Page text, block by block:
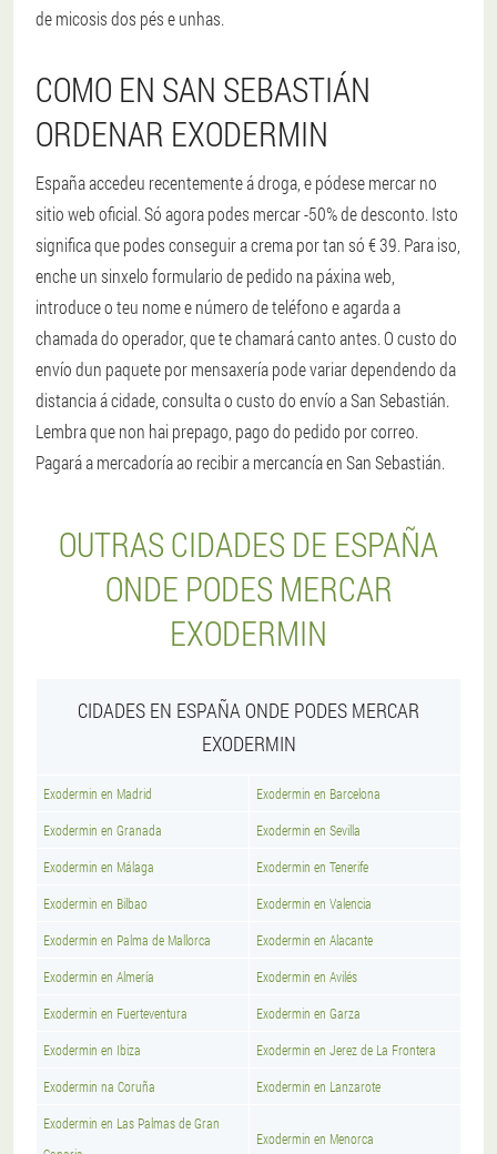
de micosis dos pés e unhas.
COMO EN SAN SEBASTIÁN
ORDENAR EXODERMIN
España accedeu recentemente á droga, e pódese mercar no
sitio web oficial. Só agora podes mercar -50% de desconto. Isto
significa que podes conseguir a crema por tan só € 39. Para iso,
enche un sinxelo formulario de pedido na páxina web,
introduce o teu nome e número de teléfono e agarda a
chamada do operador, que te chamará canto antes. O custo do
envío dun paquete por mensaxería pode variar dependendo da
distancia á cidade, consulta o custo do envío a San Sebastián.
Lembra que non hai prepago, pago do pedido por correo.
Pagará a mercadoría ao recibir a mercancía en San Sebastián.
OUTRAS CIDADES DE ESPAÑA
ONDE PODES MERCAR
EXODERMIN
CIDADES EN ESPAÑA ONDE PODES MERCAR
EXODERMIN
Exodermin en Madrid Exodermin en Barcelona
Exodermin en Granada Exodermin en Sevilla
Exodermin en Málaga Exodermin en Tenerife
Exodermin en Bilbao Exodermin en Valencia
Exodermin en Palma de Mallorca Exodermin en Alacante
Exodermin en Almería Exodermin en Avilés
Exodermin en Fuerteventura Exodermin en Garza
Exodermin en Ibiza Exodermin en Jerez de La Frontera
Exodermin na Coruña Exodermin en Lanzarote
Exodermin en Las Palmas de Gran
Exodermin en Menorca